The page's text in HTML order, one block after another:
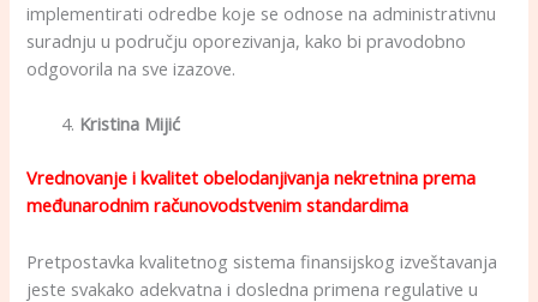
implementirati odredbe koje se odnose na administrativnu
suradnju u području oporezivanja, kako bi pravodobno
odgovorila na sve izazove.
Kristina Mijić
Vrednovanje i kvalitet obelodanjivanja nekretnina prema
međunarodnim računovodstvenim standardima
Pretpostavka kvalitetnog sistema finansijskog izveštavanja
jeste svakako adekvatna i dosledna primena regulative u